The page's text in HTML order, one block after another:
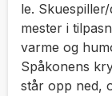
le.
mester i
varme og
Spåkonens
står opp ned,